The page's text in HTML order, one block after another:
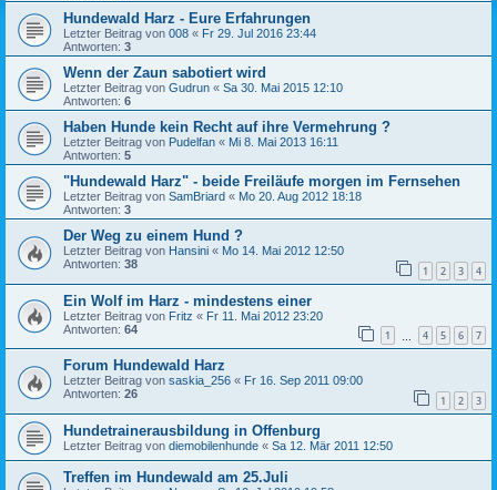
Hundewald Harz - Eure Erfahrungen
Letzter Beitrag von 008 « Fr 29. Jul 2016 23:44
Antworten: 3
Wenn der Zaun sabotiert wird
Letzter Beitrag von Gudrun « Sa 30. Mai 2015 12:10
Antworten: 6
Haben Hunde kein Recht auf ihre Vermehrung ?
Letzter Beitrag von Pudelfan « Mi 8. Mai 2013 16:11
Antworten: 5
"Hundewald Harz" - beide Freiläufe morgen im Fernsehen
Letzter Beitrag von SamBriard « Mo 20. Aug 2012 18:18
Antworten: 3
Der Weg zu einem Hund ?
Letzter Beitrag von Hansini « Mo 14. Mai 2012 12:50
Antworten: 38 1 2 3 4
Ein Wolf im Harz - mindestens einer
Letzter Beitrag von Fritz « Fr 11. Mai 2012 23:20
Antworten: 64 1 4 5 6 7
Forum Hundewald Harz
Letzter Beitrag von saskia_256 « Fr 16. Sep 2011 09:00
Antworten: 26 1 2 3
Hundetrainerausbildung in Offenburg
Letzter Beitrag von diemobilenhunde « Sa 12. Mär 2011 12:50
Treffen im Hundewald am 25.Juli